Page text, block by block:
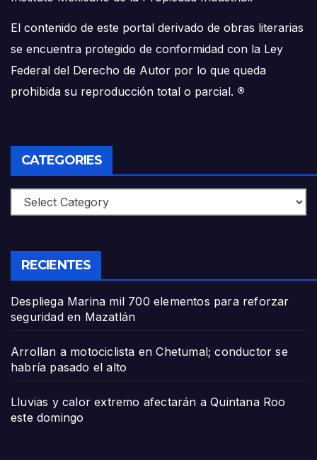
El contenido de este portal derivado de obras literarias
se encuentra protegido de conformidad con la Ley
Federal del Derecho de Autor por lo que queda
prohibida su reproducción total o parcial. ®
CATEGORIES
Categories
RECIENTES
Despliega Marina mil 700 elementos para reforzar
seguridad en Mazatlán
Arrollan a motociclista en Chetumal; conductor se
habría pasado el alto
Lluvias y calor extremo afectarán a Quintana Roo
este domingo